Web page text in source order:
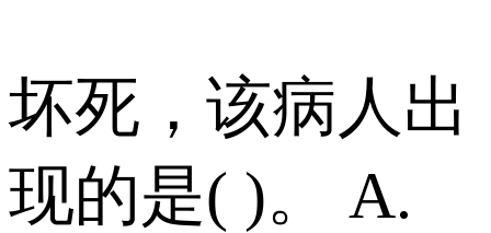
坏死，该病人出
现的是( )。 A.